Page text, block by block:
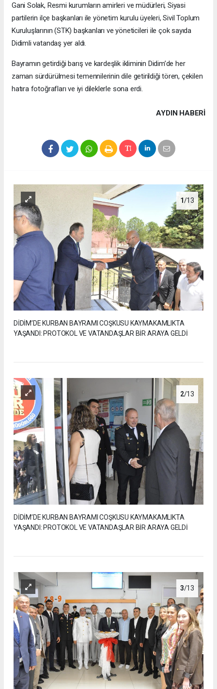
Gani Solak, Resmi kurumların amirleri ve müdürleri, Siyasi
partilerin ilçe başkanları ile yönetim kurulu üyeleri, Sivil Toplum
Kuruluşlarının (STK) başkanları ve yöneticileri ile çok sayıda
Didimli vatandaş yer aldı.
​Bayramın getirdiği barış ve kardeşlik ikliminin Didim’de her
zaman sürdürülmesi temennilerinin dile getirildiği tören, çekilen
hatıra fotoğrafları ve iyi dileklerle sona erdi.
AYDIN HABERİ
1/13
DİDİM’DE KURBAN BAYRAMI COŞKUSU KAYMAKAMLIKTA
YAŞANDI: PROTOKOL VE VATANDAŞLAR BİR ARAYA GELDİ
2/13
DİDİM’DE KURBAN BAYRAMI COŞKUSU KAYMAKAMLIKTA
YAŞANDI: PROTOKOL VE VATANDAŞLAR BİR ARAYA GELDİ
3/13